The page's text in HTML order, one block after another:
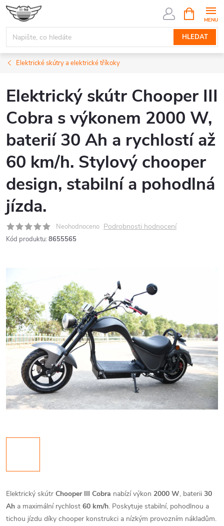
Přejít
obsah
HLEDAT
NÁKUPNÍ
KOŠÍK
Elektrické skútry a elektrické tříkoky
Elektrický skútr Chooper III
Cobra s výkonem 2000 W,
baterií 30 Ah a rychlostí až
60 km/h. Stylový chooper
design, stabilní a pohodlná
jízda.
Neohodnoceno Podrobnosti hodnocení
Kód produktu: 8655565
Elektrický skútr Chooper III Cobra nabízí výkon 2000 W, baterii 30
Ah a maximální rychlost 60 km/h. Poskytuje stabilní, pohodlnou a
tichou jízdu díky chooper konstrukci a nízkým provozním nákladům.